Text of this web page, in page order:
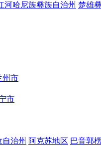
河哈尼族彝族自治州 楚雄
州市
市
治州 阿克苏地区 巴音郭